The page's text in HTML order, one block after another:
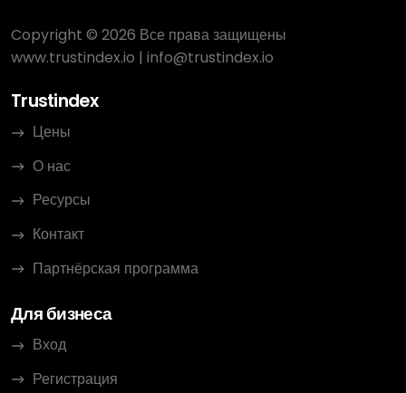
Copyright © 2026 Все права защищены
www.trustindex.io | info@trustindex.io
Trustindex
Цены
О нас
Ресурсы
Контакт
Партнёрская программа
Для бизнеса
Вход
Регистрация